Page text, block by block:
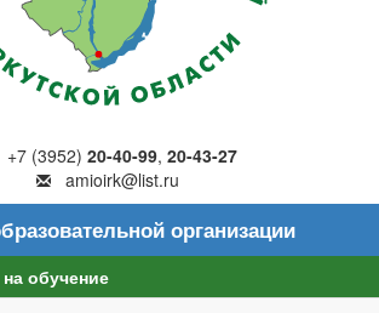
+7 (3952) 20-40-99, 20-43-27
amioirk@list.ru
организации
обучение